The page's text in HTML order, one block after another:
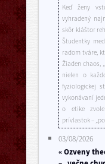
Keď ženy
vyhradený
skôr kláštor
Študentky
radom tváre,
Žiaden chaos,
nielen o
fyziologickej
vykonávaní
o etike
prívlastok –
03/08/2026
« Ozveny